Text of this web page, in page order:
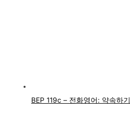
BEP 119c – 전화영어: 약속하기